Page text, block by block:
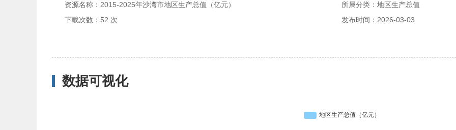
资源名称：2015-2025年沙湾市地区生产总值（亿元）
所属分类：地区生产总值
下载次数：52 次
发布时间：2026-03-03
数据可视化